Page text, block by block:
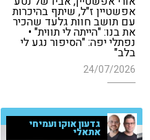
אפשטיין ז"ל, שיתף בהיכרות
עם תושב חוות גלעד שהכיר
את בנו: "הייתה לי תווית" •
נפתלי יפה: "הסיפור נגע לי
בלב"
24/07/2026
גדעון אוקו ועמיחי
אתאלי